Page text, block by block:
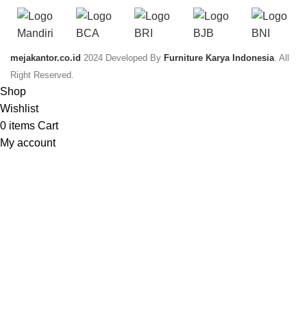
mejakantor.co.id 2024 Developed By Furniture Karya Indonesia . All
Right Reserved.
Shop
Wishlist
0 items Cart
My account